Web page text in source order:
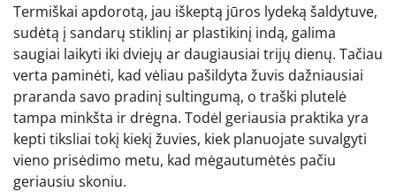
Termiškai apdorotą, jau iškeptą jūros lydeką šaldytuve,
sudėtą į sandarų stiklinį ar plastikinį indą, galima
saugiai laikyti iki dviejų ar daugiausiai trijų dienų. Tačiau
verta paminėti, kad vėliau pašildyta žuvis dažniausiai
praranda savo pradinį sultingumą, o traški plutelė
tampa minkšta ir drėgna. Todėl geriausia praktika yra
kepti tiksliai tokį kiekį žuvies, kiek planuojate suvalgyti
vieno prisėdimo metu, kad mėgautumėtės pačiu
geriausiu skoniu.